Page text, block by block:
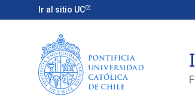
Ir al sitio UC